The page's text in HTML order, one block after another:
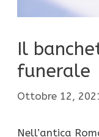
Il
funerale
Ottobre 12,
Nell’antica